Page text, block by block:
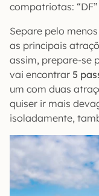
compatriotas:
Separe pelo menos
as principais
assim, prepare-se
vai encontrar 5
um com duas
quiser ir mais
isoladamente,